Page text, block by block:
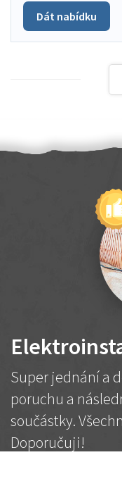
Dát nabídku
Super jednání a
poruchu a
součástky.
Doporučuji!